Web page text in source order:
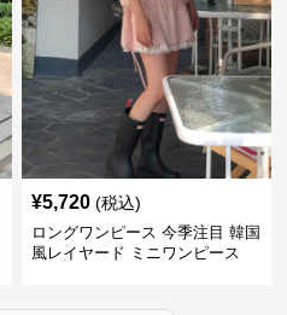
¥5,720 (税込)
ロングワンピース 今季注目 韓国
風レイヤード ミニワンピース